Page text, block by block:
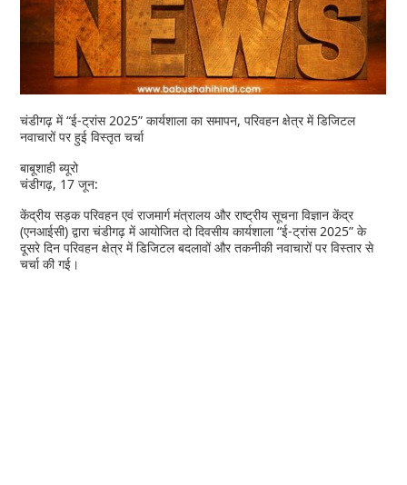
चंडीगढ़ में “ई-ट्रांस 2025” कार्यशाला का समापन, परिवहन क्षेत्र में डिजिटल
नवाचारों पर हुई विस्तृत चर्चा
बाबूशाही ब्यूरो
चंडीगढ़, 17 जून:
केंद्रीय सड़क परिवहन एवं राजमार्ग मंत्रालय और राष्ट्रीय सूचना विज्ञान केंद्र
(एनआईसी) द्वारा चंडीगढ़ में आयोजित दो दिवसीय कार्यशाला “ई-ट्रांस 2025” के
दूसरे दिन परिवहन क्षेत्र में डिजिटल बदलावों और तकनीकी नवाचारों पर विस्तार से
चर्चा की गई।